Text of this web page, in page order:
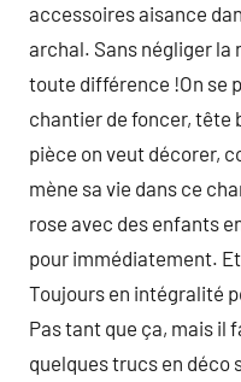
accessoires aisance
archal. Sans négliger la
toute différence !On se
chantier de foncer, tête
pièce on veut décorer,
mène sa vie dans ce
rose avec des enfants
pour immédiatement.
Toujours en intégralité
Pas tant que ça, mais il
quelques trucs en déco